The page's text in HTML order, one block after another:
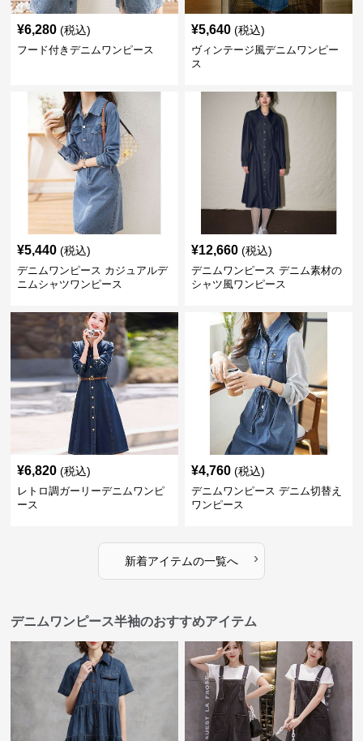
¥6,280 (税込)
フード付きデニムワンピース
¥5,640 (税込)
ヴィンテージ風デニムワンピー
ス
¥5,440 (税込)
デニムワンピース カジュアルデ
ニムシャツワンピース
¥12,660 (税込)
デニムワンピース デニム素材の
シャツ風ワンピース
¥6,820 (税込)
レトロ調ガーリーデニムワンピ
ース
¥4,760 (税込)
デニムワンピース デニム切替え
ワンピース
新着アイテムの一覧へ ›
デニムワンピース半袖のおすすめアイテム